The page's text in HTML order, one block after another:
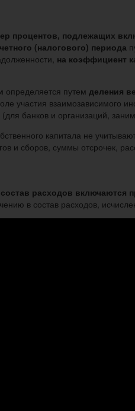
процентов, подлежащих
(налогового) периода
на коэффициент
определяется путем деления
участия взаимозависимого
(для банков и организаций,
капитала не
и сборов, суммы отсрочек,
расходов включаются
в состав расходов,